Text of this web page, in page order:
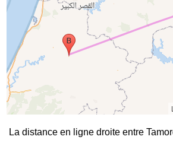
La distance en ligne droite entre